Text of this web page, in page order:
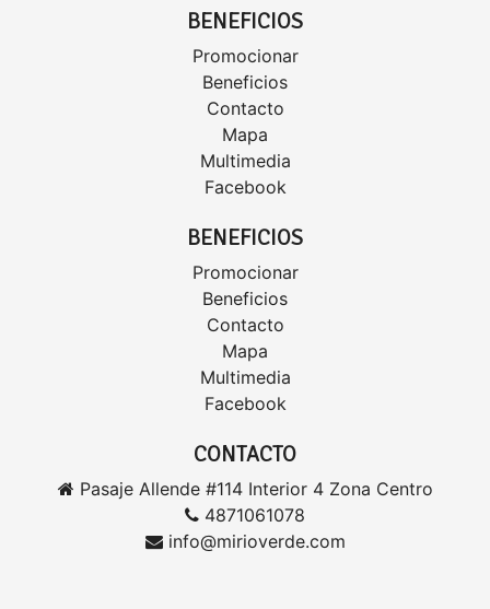
BENEFICIOS
Promocionar
Beneficios
Contacto
Mapa
Multimedia
Facebook
BENEFICIOS
Promocionar
Beneficios
Contacto
Mapa
Multimedia
Facebook
CONTACTO
Pasaje Allende #114 Interior 4 Zona Centro
4871061078
info@mirioverde.com